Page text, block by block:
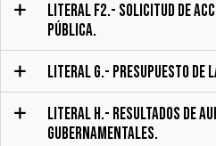
LITERAL F2.- SOLICITUD DE
PÚBLICA.
LITERAL G.- PRESUPUESTO DE
LITERAL H.- RESULTADOS DE
GUBERNAMENTALES.